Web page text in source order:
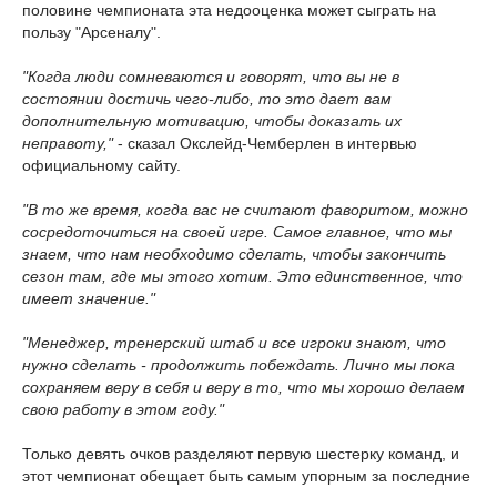
половине чемпионата эта недооценка может сыграть на
пользу "Арсеналу".
"Когда люди сомневаются и говорят, что вы не в
состоянии достичь чего-либо, то это дает вам
дополнительную мотивацию, чтобы доказать их
неправоту,"- сказал Окслейд-Чемберлен в интервью
официальному сайту.
"В то же время, когда вас не считают фаворитом, можно
сосредоточиться на своей игре. Самое главное, что мы
знаем, что нам необходимо сделать, чтобы закончить
сезон там, где мы этого хотим. Это единственное, что
имеет значение."
"Менеджер, тренерский штаб и все игроки знают, что
нужно сделать - продолжить побеждать. Лично мы пока
сохраняем веру в себя и веру в то, что мы хорошо делаем
свою работу в этом году."
Только девять очков разделяют первую шестерку команд, и
этот чемпионат обещает быть самым упорным за последние